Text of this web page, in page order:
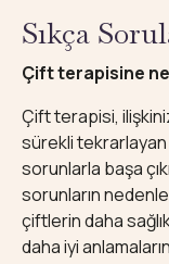
Sıkça
Çift terapisine
Çift terapisi,
sürekli tekrarlayan
sorunlarla başa
sorunların
çiftlerin daha
daha iyi